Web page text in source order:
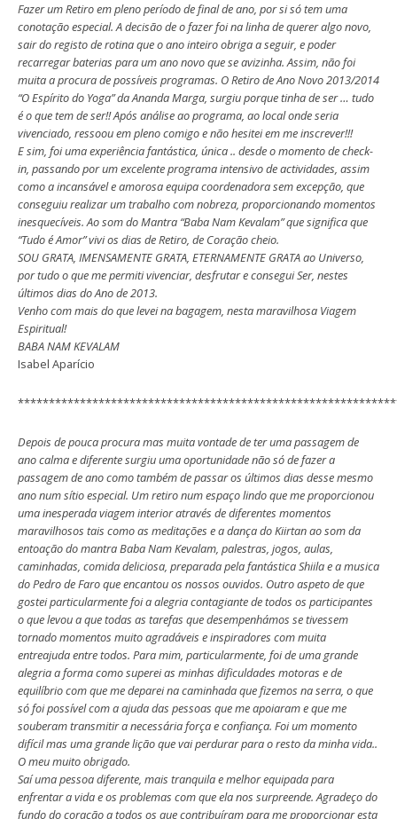
Fazer um Retiro em pleno período de final de ano, por si só tem uma
conotação especial. A decisão de o fazer foi na linha de querer algo novo,
sair do registo de rotina que o ano inteiro obriga a seguir, e poder
recarregar baterias para um ano novo que se avizinha. Assim, não foi
muita a procura de possíveis programas. O Retiro de Ano Novo 2013/2014
“O Espírito do Yoga” da Ananda Marga, surgiu porque tinha de ser … tudo
é o que tem de ser!! Após análise ao programa, ao local onde seria
vivenciado, ressoou em pleno comigo e não hesitei em me inscrever!!!
E sim, foi uma experiência fantástica, única .. desde o momento de check-
in, passando por um excelente programa intensivo de actividades, assim
como a incansável e amorosa equipa coordenadora sem excepção, que
conseguiu realizar um trabalho com nobreza, proporcionando momentos
inesquecíveis. Ao som do Mantra “Baba Nam Kevalam” que significa que
“Tudo é Amor” vivi os dias de Retiro, de Coração cheio.
SOU GRATA, IMENSAMENTE GRATA, ETERNAMENTE GRATA ao Universo,
por tudo o que me permiti vivenciar, desfrutar e consegui Ser, nestes
últimos dias do Ano de 2013.
Venho com mais do que levei na bagagem, nesta maravilhosa Viagem
Espiritual!
BABA NAM KEVALAM
Isabel Aparício
Depois de pouca procura mas muita vontade de ter uma passagem de
ano calma e diferente surgiu uma oportunidade não só de fazer a
passagem de ano como também de passar os últimos dias desse mesmo
ano num sítio especial. Um retiro num espaço lindo que me proporcionou
uma inesperada viagem interior através de diferentes momentos
maravilhosos tais como as meditações e a dança do Kiirtan ao som da
entoação do mantra Baba Nam Kevalam, palestras, jogos, aulas,
caminhadas, comida deliciosa, preparada pela fantástica Shiila e a musica
do Pedro de Faro que encantou os nossos ouvidos. Outro aspeto de que
gostei particularmente foi a alegria contagiante de todos os participantes
o que levou a que todas as tarefas que desempenhámos se tivessem
tornado momentos muito agradáveis e inspiradores com muita
entreajuda entre todos. Para mim, particularmente, foi de uma grande
alegria a forma como superei as minhas dificuldades motoras e de
equilíbrio com que me deparei na caminhada que fizemos na serra, o que
só foi possível com a ajuda das pessoas que me apoiaram e que me
souberam transmitir a necessária força e confiança. Foi um momento
difícil mas uma grande lição que vai perdurar para o resto da minha vida..
O meu muito obrigado.
Saí uma pessoa diferente, mais tranquila e melhor equipada para
enfrentar a vida e os problemas com que ela nos surpreende. Agradeço do
fundo do coração a todos os que contribuíram para me proporcionar esta